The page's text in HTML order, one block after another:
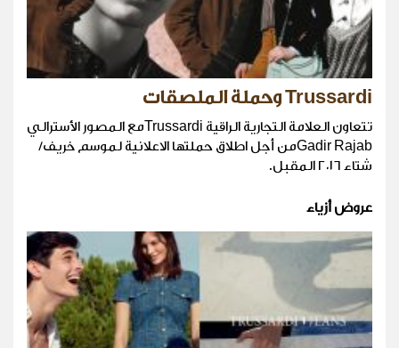
Trussardi وحملة الملصقات
تتعاون العلامة التجارية الراقية Trussardiمع المصور الأسترالي
Gadir Rajabمن أجل اطلاق حملتها الاعلانية لموسم خريف/
شتاء ٢٠١٦ المقبل.
عروض أزياء